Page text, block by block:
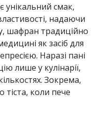
унікальний смак,
надаючи
шафран традиційно
як засіб для
Наразі пані
лише у кулінарії,
Зокрема,
коли пече